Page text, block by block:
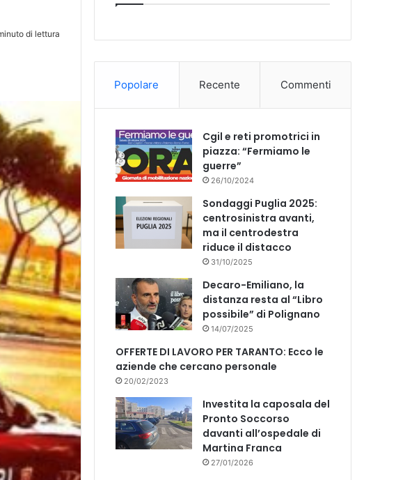
di lettura
Popolare Recente Commenti
Cgil e reti promotrici in
piazza: “Fermiamo le
guerre”
26/10/2024
Sondaggi Puglia 2025:
centrosinistra avanti,
ma il centrodestra
riduce il distacco
31/10/2025
Decaro-Emiliano, la
distanza resta al “Libro
possibile” di Polignano
14/07/2025
OFFERTE DI LAVORO PER TARANTO: Ecco le
aziende che cercano personale
20/02/2023
Investita la caposala del
Pronto Soccorso
davanti all’ospedale di
Martina Franca
27/01/2026